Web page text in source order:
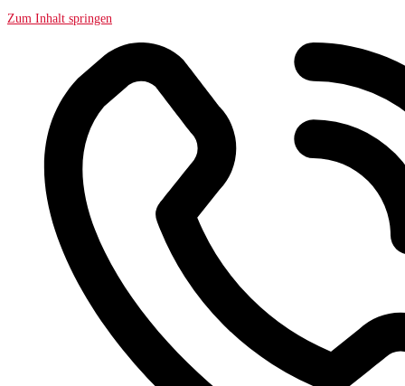
Zum Inhalt springen